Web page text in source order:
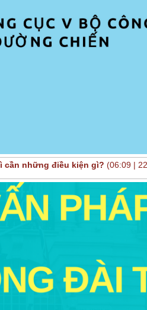
cần những điều kiện gì? (06:09 |